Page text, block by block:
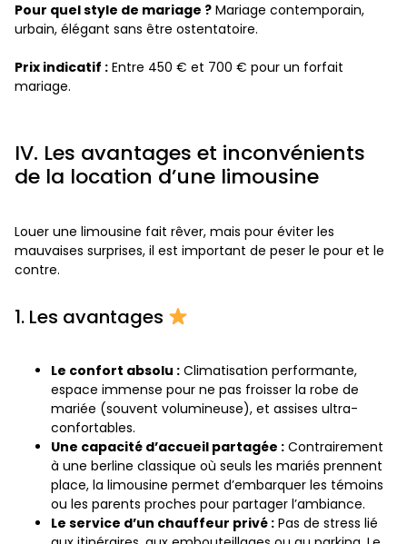
Pour quel style de mariage ? Mariage contemporain,
urbain, élégant sans être ostentatoire.
Prix indicatif : Entre 450 € et 700 € pour un forfait
mariage.
IV. Les avantages et inconvénients
de la location d’une limousine
Louer une limousine fait rêver, mais pour éviter les
mauvaises surprises, il est important de peser le pour et le
contre.
1. Les avantages
Le confort absolu : Climatisation performante,
espace immense pour ne pas froisser la robe de
mariée (souvent volumineuse), et assises ultra-
confortables.
Une capacité d’accueil partagée : Contrairement
à une berline classique où seuls les mariés prennent
place, la limousine permet d’embarquer les témoins
ou les parents proches pour partager l’ambiance.
Le service d’un chauffeur privé : Pas de stress lié